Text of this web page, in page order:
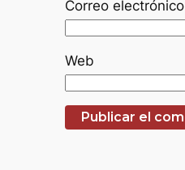
Correo electrónico
Web